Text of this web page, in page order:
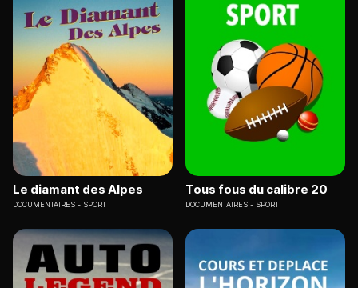
Le diamant des Alpes
DOCUMENTAIRES SPORT
Tous fous du calibre 20
DOCUMENTAIRES SPORT